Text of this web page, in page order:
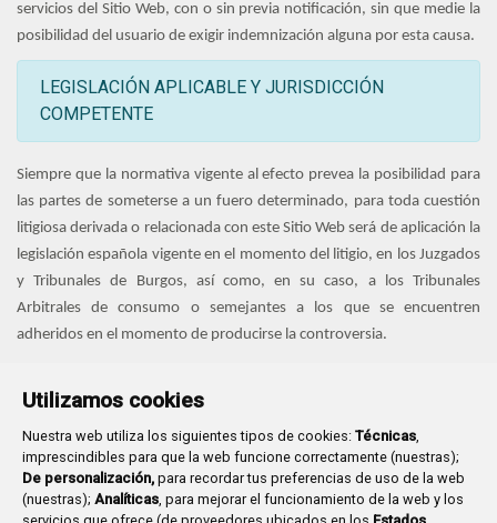
Utilizamos cookies
Nuestra web utiliza los siguientes tipos de cookies: Técnicas,
imprescindibles para que la web funcione correctamente (nuestras);
De personalización, para recordar tus preferencias de uso de la web
(nuestras); Analíticas, para mejorar el funcionamiento de la web y los
servicios del Sitio Web, con o sin previa notificación, sin que medie la
posibilidad del usuario de exigir indemnización alguna por esta causa.
LEGISLACIÓN APLICABLE Y JURISDICCIÓN
COMPETENTE
Siempre que la normativa vigente al efecto prevea la posibilidad para
las partes de someterse a un fuero determinado, para toda cuestión
litigiosa derivada o relacionada con este Sitio Web será de aplicación la
legislación española vigente en el momento del litigio, en los Juzgados
y Tribunales de Burgos, así como, en su caso, a los Tribunales
Arbitrales de consumo o semejantes a los que se encuentren
adheridos en el momento de producirse la controversia.